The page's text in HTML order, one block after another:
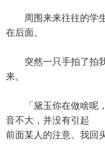
周围来来往往的学生
在后面。
突然一只手拍了拍我
来。
「黛玉你在做啥呢，
音不大，并没有引起
前面某人的注意。我回